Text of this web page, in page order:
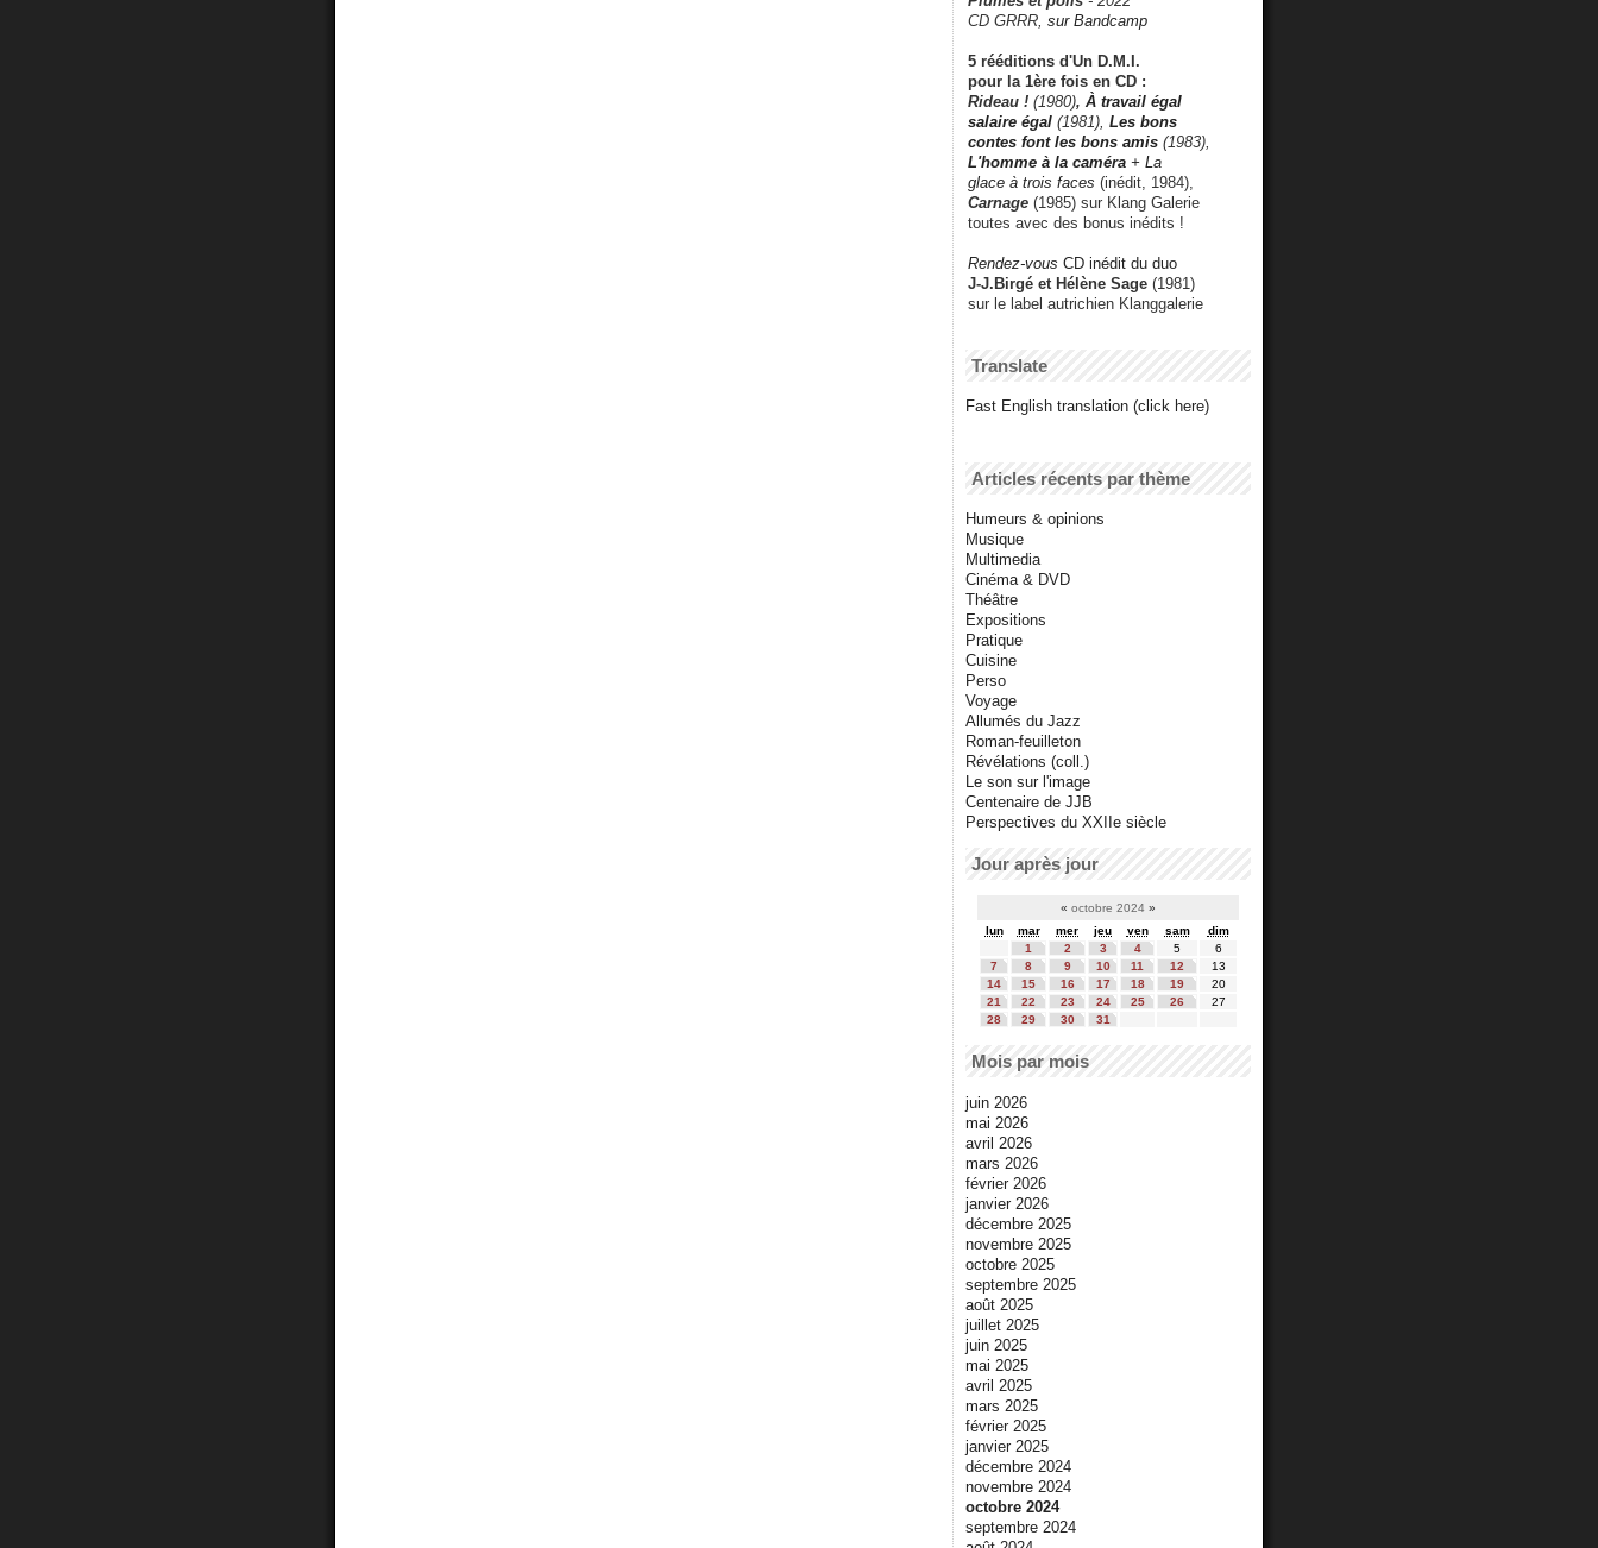
CD GRRR, sur Bandcamp
5 rééditions d'Un D.M.I.
pour la 1ère fois en CD :
Rideau ! (1980), À travail égal
salaire égal (1981), Les bons
contes font les bons amis (1983),
L'homme à la caméra + La
glace à trois faces (inédit, 1984),
Carnage (1985) sur Klang Galerie
toutes avec des bonus inédits !
Rendez-vous CD inédit du duo
J-J.Birgé et Hélène Sage (1981)
sur le label autrichien Klanggalerie
Translate
Fast English translation (click here)
Articles récents par thème
Humeurs & opinions
Musique
Multimedia
Cinéma & DVD
Théâtre
Expositions
Pratique
Cuisine
Perso
Voyage
Allumés du Jazz
Roman-feuilleton
Révélations (coll.)
Le son sur l'image
Centenaire de JJB
Perspectives du XXIIe siècle
Jour après jour
« octobre 2024 »
lun
mar mer jeu ven sam
dim
1
2 3 4 5
6
7
8 9 10 11 12
13
14
15 16 17 18 19
20
21
22 23 24 25 26
27
28
29 30 31
Mois par mois
juin 2026
mai 2026
avril 2026
mars 2026
février 2026
janvier 2026
décembre 2025
novembre 2025
octobre 2025
septembre 2025
août 2025
juillet 2025
juin 2025
mai 2025
avril 2025
mars 2025
février 2025
janvier 2025
décembre 2024
novembre 2024
octobre 2024
septembre 2024